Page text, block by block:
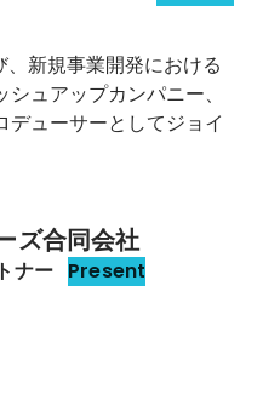
新規事業開発における
ュアップカンパニー、
デューサーとしてジョイ
ズ合同会社
ナー Present